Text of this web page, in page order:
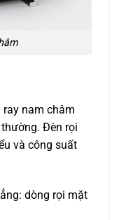
nam châm
Đèn rọi
và công suất
dòng rọi mặt